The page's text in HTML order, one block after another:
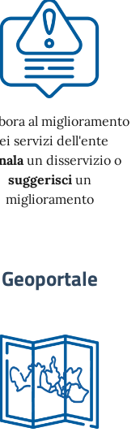
al miglioramento
servizi dell'ente
un disservizio o
suggerisciun
miglioramento
Geoportale